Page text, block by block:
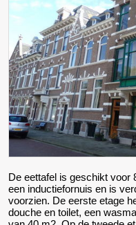
De eettafel is geschikt voor
een inductiefornuis en is
voorzien. De eerste etage
douche en toilet, een